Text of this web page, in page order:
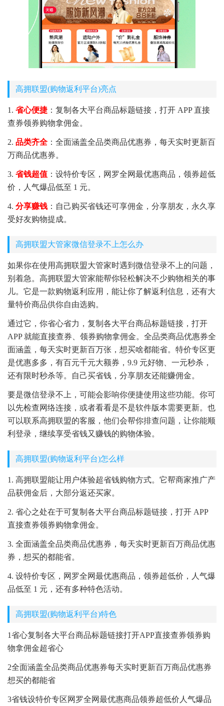
高拥联盟(购物返利平台)亮点
1. 省心便捷 ：复制各大平台商品标题链接，打开 APP 直接
查券领券购物拿佣金。
2. 品类齐全 ：全面涵盖全品类商品优惠券，每天实时更新百
万商品优惠券。
3. 省钱超值 ：设特价专区，网罗全网最优惠商品，领券超低
价，人气爆品低至 1 元。
4. 分享赚钱 ：自己购买省钱还可享佣金，分享朋友，永久享
受好友购物提成。
高拥联盟大管家微信登录不上怎么办
如果你在使用高拥联盟大管家时遇到微信登录不上的问题，
别着急。高拥联盟大管家能帮你轻松解决不少购物相关的事
儿。它是一款购物返利应用，能让你了解返利信息，还有大
量特价商品供你自由选购。
通过它，你省心省力，复制各大平台商品标题链接，打开
APP 就能直接查券、领券购物拿佣金。全品类商品优惠券全
面涵盖，每天实时更新百万张，想买啥都能省。特价专区更
是优惠多多，有百元千元大额券，9.9 元好物、一元秒杀，
还有限时秒杀等。自己买省钱，分享朋友还能赚佣金。
要是微信登录不上，可能会影响你便捷使用这些功能。你可
以先检查网络连接，或者看看是不是软件版本需要更新。也
可以联系高拥联盟的客服，他们会帮你排查问题，让你能顺
利登录，继续享受省钱又赚钱的购物体验。
高拥联盟(购物返利平台)怎么样
1. 高拥联盟能让用户体验超省钱购物方式。它帮商家推广产
品获佣金后，大部分返还买家。
2. 省心之处在于可复制各大平台商品标题链接，打开 APP
直接查券领券购物拿佣金。
3. 全面涵盖全品类商品优惠券，每天实时更新百万商品优惠
券，想买的都能省。
4. 设特价专区，网罗全网最优惠商品，领券超低价，人气爆
品低至 1 元，还有多种特色活动。
高拥联盟(购物返利平台)特色
1省心复制各大平台商品标题链接打开APP直接查券领券购
物拿佣金超省心
2全面涵盖全品类商品优惠券每天实时更新百万商品优惠券
想买的都能省
3省钱设特价专区网罗全网最优惠商品领券超低价人气爆品